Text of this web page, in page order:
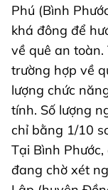
Phú (Bình
khá đông để
về quê an
trường hợp về
lượng chức
tính. Số lượng
chỉ bằng 1/10
Tại Bình
đang chờ xét